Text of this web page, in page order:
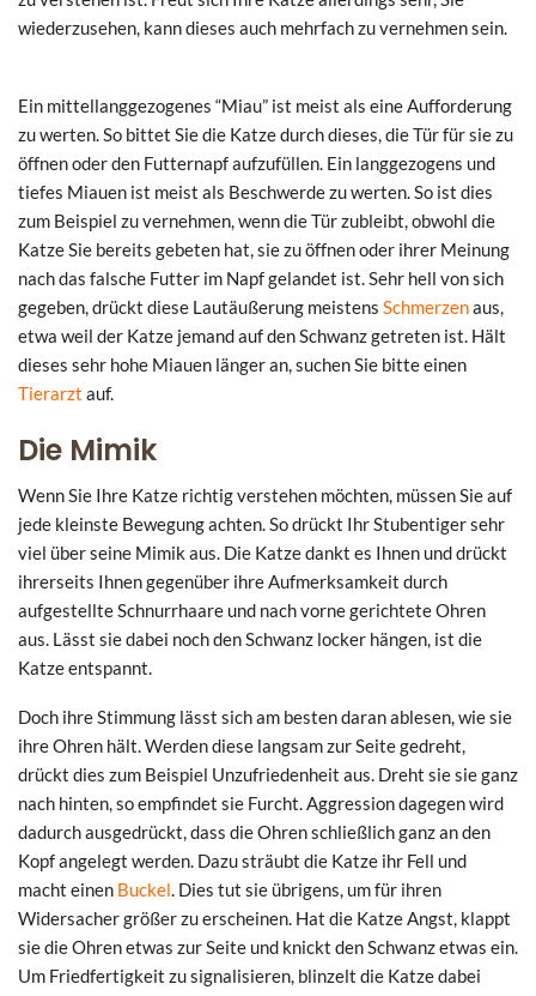
wiederzusehen, kann dieses auch mehrfach zu vernehmen sein.
Ein mittellanggezogenes “Miau” ist meist als eine Aufforderung
zu werten. So bittet Sie die Katze durch dieses, die Tür für sie zu
öffnen oder den Futternapf aufzufüllen. Ein langgezogens und
tiefes Miauen ist meist als Beschwerde zu werten. So ist dies
zum Beispiel zu vernehmen, wenn die Tür zubleibt, obwohl die
Katze Sie bereits gebeten hat, sie zu öffnen oder ihrer Meinung
nach das falsche Futter im Napf gelandet ist. Sehr hell von sich
gegeben, drückt diese Lautäußerung meistens Schmerzenaus,
etwa weil der Katze jemand auf den Schwanz getreten ist. Hält
dieses sehr hohe Miauen länger an, suchen Sie bitte einen
Tierarzt auf.
Die Mimik
Wenn Sie Ihre Katze richtig verstehen möchten, müssen Sie auf
jede kleinste Bewegung achten. So drückt Ihr Stubentiger sehr
viel über seine Mimik aus. Die Katze dankt es Ihnen und drückt
ihrerseits Ihnen gegenüber ihre Aufmerksamkeit durch
aufgestellte Schnurrhaare und nach vorne gerichtete Ohren
aus. Lässt sie dabei noch den Schwanz locker hängen, ist die
Katze entspannt.
Doch ihre Stimmung lässt sich am besten daran ablesen, wie sie
ihre Ohren hält. Werden diese langsam zur Seite gedreht,
drückt dies zum Beispiel Unzufriedenheit aus. Dreht sie sie ganz
nach hinten, so empfindet sie Furcht. Aggression dagegen wird
dadurch ausgedrückt, dass die Ohren schließlich ganz an den
Kopf angelegt werden. Dazu sträubt die Katze ihr Fell und
macht einen Buckel. Dies tut sie übrigens, um für ihren
Widersacher größer zu erscheinen. Hat die Katze Angst, klappt
sie die Ohren etwas zur Seite und knickt den Schwanz etwas ein.
Um Friedfertigkeit zu signalisieren, blinzelt die Katze dabei